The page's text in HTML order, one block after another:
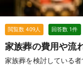
閲覧数409人 回答数 1件
家族葬の費用や流
家族葬を検討している